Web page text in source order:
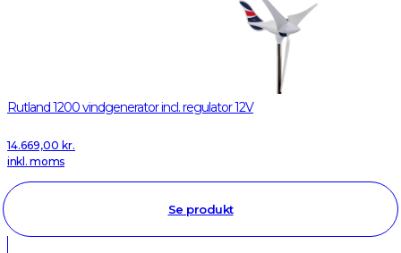
Rutland 1200 vindgenerator incl. regulator 12V
14.669,00 kr.
inkl. moms
Se produkt